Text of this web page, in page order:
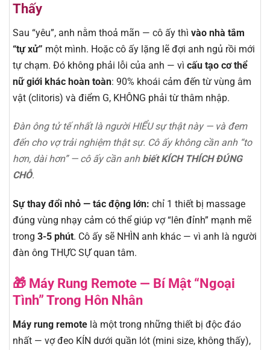
Thấy
Sau “yêu”, anh nằm thoả mãn — cô ấy thì vào nhà tắm
“tự xử” một mình. Hoặc cô ấy lặng lẽ đợi anh ngủ rồi mới
tự chạm. Đó không phải lỗi của anh — vì cấu tạo cơ thể
nữ giới khác hoàn toàn: 90% khoái cảm đến từ vùng âm
vật (clitoris) và điểm G, KHÔNG phải từ thâm nhập.
Đàn ông tử tế nhất là người HIỂU sự thật này — và đem
đến cho vợ trải nghiệm thật sự. Cô ấy không cần anh “to
hơn, dài hơn” — cô ấy cần anh biết KÍCH THÍCH ĐÚNG
CHỖ.
Sự thay đổi nhỏ — tác động lớn: chỉ 1 thiết bị massage
đúng vùng nhạy cảm có thể giúp vợ “lên đỉnh” mạnh mẽ
trong 3-5 phút. Cô ấy sẽ NHÌN anh khác — vì anh là người
đàn ông THỰC SỰ quan tâm.
🎁 Máy Rung Remote — Bí Mật “Ngoại
Tình” Trong Hôn Nhân
Máy rung remote là một trong những thiết bị độc đáo
nhất — vợ đeo KÍN dưới quần lót (mini size, không thấy),